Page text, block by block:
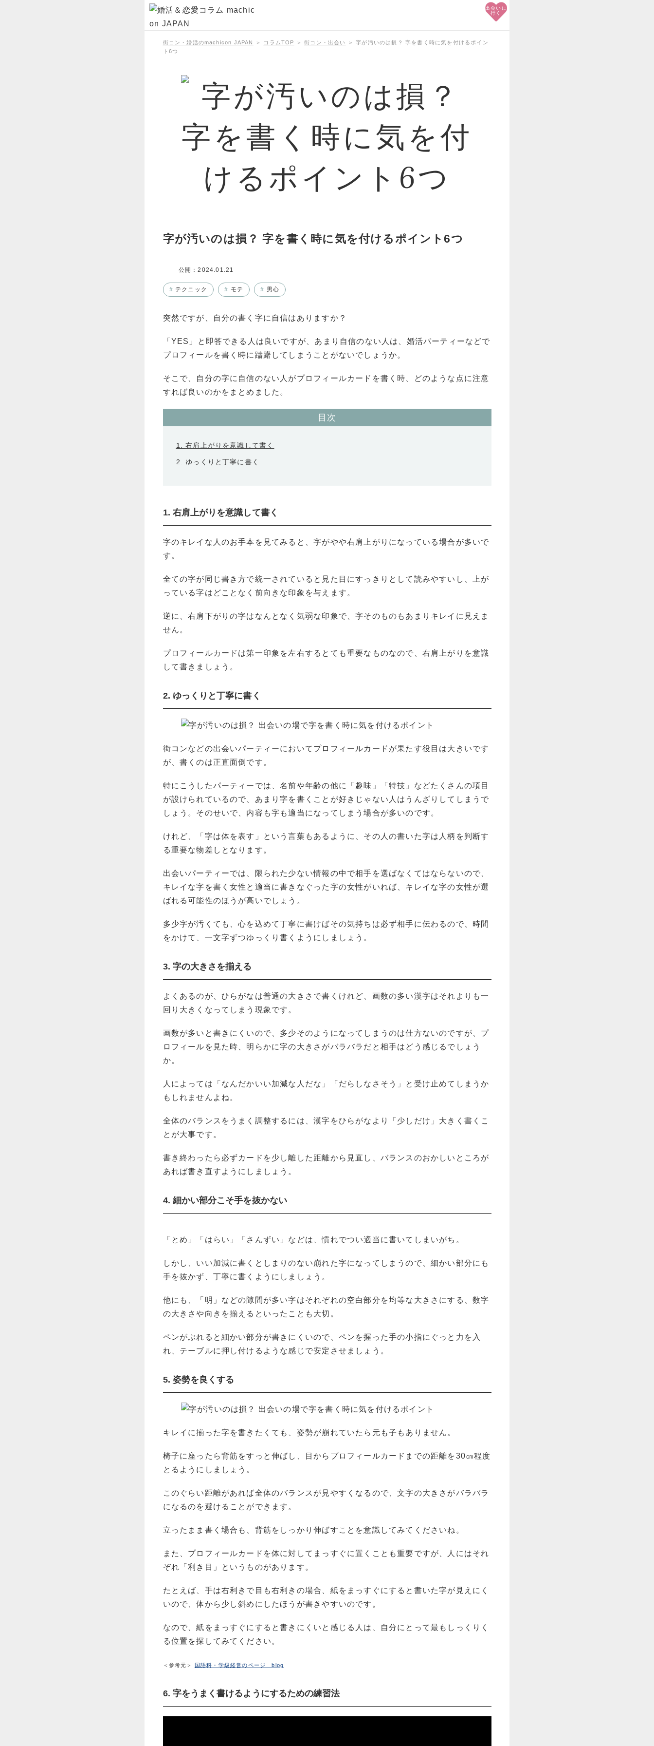
出会いに
行く
街コン・婚活のmachicon JAPAN ＞ コラムTOP ＞街コン・出会い ＞字が汚いのは損？ 字を書く時に気を付けるポイン
ト6つ
字が汚いのは損？ 字を書く時に気を付けるポイント6つ
公開：2024.01.21
# テクニック # モテ # 男心
突然ですが、自分の書く字に自信はありますか？
「YES」と即答できる人は良いですが、あまり自信のない人は、婚活パーティーなどで
プロフィールを書く時に躊躇してしまうことがないでしょうか。
そこで、自分の字に自信のない人がプロフィールカードを書く時、どのような点に注意
すれば良いのかをまとめました。
目次
1. 右肩上がりを意識して書く
2. ゆっくりと丁寧に書く
1. 右肩上がりを意識して書く
字のキレイな人のお手本を見てみると、字がやや右肩上がりになっている場合が多いで
す。
全ての字が同じ書き方で統一されていると見た目にすっきりとして読みやすいし、上が
っている字はどことなく前向きな印象を与えます。
逆に、右肩下がりの字はなんとなく気弱な印象で、字そのものもあまりキレイに見えま
せん。
プロフィールカードは第一印象を左右するとても重要なものなので、右肩上がりを意識
して書きましょう。
2. ゆっくりと丁寧に書く
街コンなどの出会いパーティーにおいてプロフィールカードが果たす役目は大きいです
が、書くのは正直面倒です。
特にこうしたパーティーでは、名前や年齢の他に「趣味」「特技」などたくさんの項目
が設けられているので、あまり字を書くことが好きじゃない人はうんざりしてしまうで
しょう。そのせいで、内容も字も適当になってしまう場合が多いのです。
けれど、「字は体を表す」という言葉もあるように、その人の書いた字は人柄を判断す
る重要な物差しとなります。
出会いパーティーでは、限られた少ない情報の中で相手を選ばなくてはならないので、
キレイな字を書く女性と適当に書きなぐった字の女性がいれば、キレイな字の女性が選
ばれる可能性のほうが高いでしょう。
多少字が汚くても、心を込めて丁寧に書けばその気持ちは必ず相手に伝わるので、時間
をかけて、一文字ずつゆっくり書くようにしましょう。
3. 字の大きさを揃える
よくあるのが、ひらがなは普通の大きさで書くけれど、画数の多い漢字はそれよりも一
回り大きくなってしまう現象です。
画数が多いと書きにくいので、多少そのようになってしまうのは仕方ないのですが、プ
ロフィールを見た時、明らかに字の大きさがバラバラだと相手はどう感じるでしょう
か。
人によっては「なんだかいい加減な人だな」「だらしなさそう」と受け止めてしまうか
もしれませんよね。
全体のバランスをうまく調整するには、漢字をひらがなより「少しだけ」大きく書くこ
とが大事です。
書き終わったら必ずカードを少し離した距離から見直し、バランスのおかしいところが
あれば書き直すようにしましょう。
4. 細かい部分こそ手を抜かない
「とめ」「はらい」「さんずい」などは、慣れでつい適当に書いてしまいがち。
しかし、いい加減に書くとしまりのない崩れた字になってしまうので、細かい部分にも
手を抜かず、丁寧に書くようにしましょう。
他にも、「明」などの隙間が多い字はそれぞれの空白部分を均等な大きさにする、数字
の大きさや向きを揃えるといったことも大切。
ペンがぶれると細かい部分が書きにくいので、ペンを握った手の小指にぐっと力を入
れ、テーブルに押し付けるような感じで安定させましょう。
5. 姿勢を良くする
キレイに揃った字を書きたくても、姿勢が崩れていたら元も子もありません。
椅子に座ったら背筋をすっと伸ばし、目からプロフィールカードまでの距離を30㎝程度
とるようにしましょう。
このぐらい距離があれば全体のバランスが見やすくなるので、文字の大きさがバラバラ
になるのを避けることができます。
立ったまま書く場合も、背筋をしっかり伸ばすことを意識してみてくださいね。
また、プロフィールカードを体に対してまっすぐに置くことも重要ですが、人にはそれ
ぞれ「利き目」というものがあります。
たとえば、手は右利きで目も右利きの場合、紙をまっすぐにすると書いた字が見えにく
いので、体から少し斜めにしたほうが書きやすいのです。
なので、紙をまっすぐにすると書きにくいと感じる人は、自分にとって最もしっくりく
る位置を探してみてください。
＜参考元＞ 国語科・学級経営のページ blog
6. 字をうまく書けるようにするための練習法